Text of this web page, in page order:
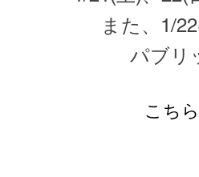
また、1/
パブリ
こち